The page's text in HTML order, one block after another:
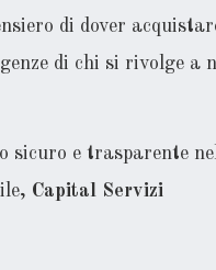
di dover
di chi si rivolge a
sicuro e trasparente
Capital Servizi